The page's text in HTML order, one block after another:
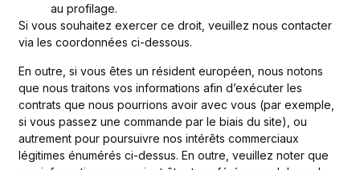
au profilage.
Si vous souhaitez exercer ce droit, veuillez nous contacter
via les coordonnées ci-dessous.
En outre, si vous êtes un résident européen, nous notons
que nous traitons vos informations afin d’exécuter les
contrats que nous pourrions avoir avec vous (par exemple,
si vous passez une commande par le biais du site), ou
autrement pour poursuivre nos intérêts commerciaux
légitimes énumérés ci-dessus. En outre, veuillez noter que